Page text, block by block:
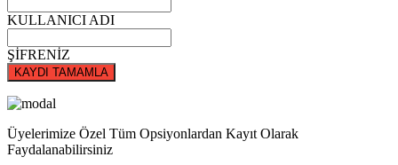
KULLANICI ADI
ŞİFRENİZ
KAYDI TAMAMLA
Üyelerimize Özel Tüm Opsiyonlardan Kayıt Olarak
Faydalanabilirsiniz